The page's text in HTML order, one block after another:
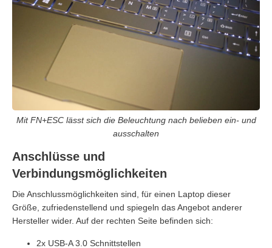
Mit FN+ESC lässt sich die Beleuchtung nach belieben ein- und
ausschalten
Anschlüsse und
Verbindungsmöglichkeiten
Die Anschlussmöglichkeiten sind, für einen Laptop dieser
Größe, zufriedenstellend und spiegeln das Angebot anderer
Hersteller wider. Auf der rechten Seite befinden sich:
2x USB-A 3.0 Schnittstellen